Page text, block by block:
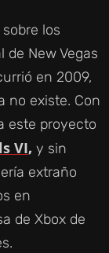
los
de New Vegas
en 2009,
no existe. Con
este proyecto
VI, y sin
extraño
en
de Xbox de